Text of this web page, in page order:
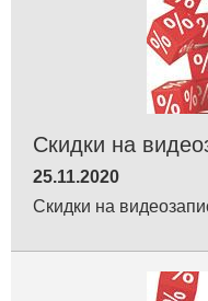
Скидки на
25.11.2020
Скидки на